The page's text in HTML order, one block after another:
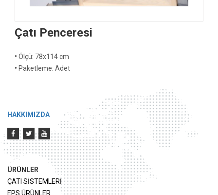
Çatı Penceresi
• Ölçü: 78x114 cm
• Paketleme: Adet
HAKKIMIZDA
ÜRÜNLER
ÇATI SİSTEMLERİ
EPS ÜRÜNLER